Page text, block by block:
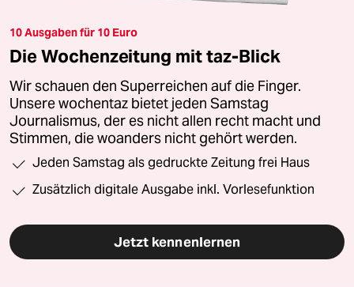
10 Ausgaben für 10 Euro
Die Wochenzeitung mit taz-Blick
Wir schauen den Superreichen auf die Finger.
Unsere wochentaz bietet jeden Samstag
Journalismus, der es nicht allen recht macht und
Stimmen, die woanders nicht gehört werden.
Jeden Samstag als gedruckte Zeitung frei Haus
Zusätzlich digitale Ausgabe inkl. Vorlesefunktion
Jetzt kennenlernen